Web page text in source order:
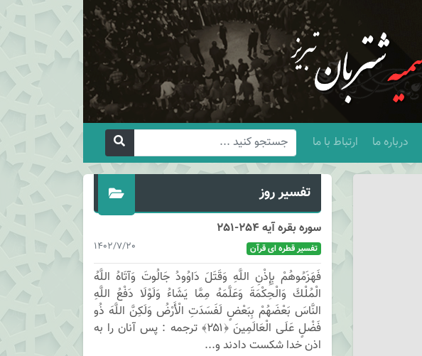
درباره ما ارتباط با ما
تفسیر روز
سوره بقره آیه 254-251
1402/7/20 تفسیر قطره ای قرآن
فَهَزَمُوهُمْ بِإِذْنِ اللَّهِ وَقَتَلَ دَاوُودُ جَالُوتَ وَآتَاهُ اللَّهُ
الْمُلْكَ وَالْحِكْمَةَ وَعَلَّمَهُ مِمَّا يَشَاءُ وَلَوْلَا دَفْعُ اللَّهِ
النَّاسَ بَعْضَهُمْ بِبَعْضٍ لَفَسَدَتِ الْأَرْضُ وَلَكِنَّ اللَّهَ ذُو
فَضْلٍ عَلَى الْعَالَمِينَ ﴿۲۵۱﴾ ترجمه : پس آنان را به
اذن خدا شكست دادند و...